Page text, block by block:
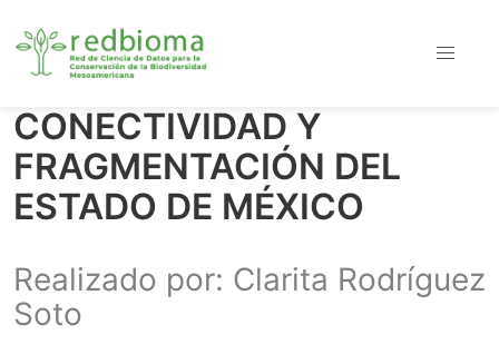
CONECTIVIDAD Y
FRAGMENTACIÓN DEL
ESTADO DE MÉXICO
Realizado por: Clarita Rodríguez
Soto